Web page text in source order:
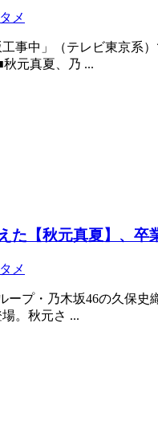
メ
事中」（テレビ東京系
元真夏、乃 ...
た【秋元真夏】、
メ
ープ・乃木坂46の久保
。秋元さ ...